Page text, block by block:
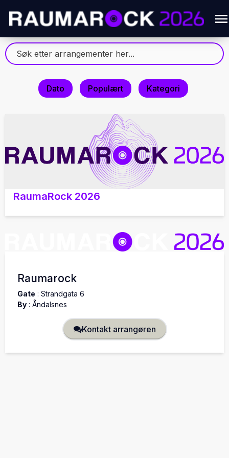
Dato Populært Kategori
RaumaRock 2026
Raumarock
Gate : Strandgata 6
By : Åndalsnes
Kontakt arrangøren